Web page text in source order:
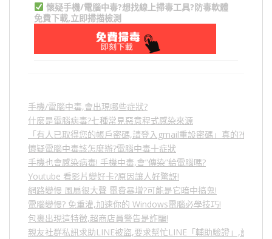
懷疑手機/電腦中毒?想找線上掃毒工具?防毒軟體
免費下載,立即掃描檢測
手機/電腦中毒,會出現哪些症狀?
什麼是電腦病毒?七種常見惡意程式感染來源
「有人已取得您的帳戶密碼,請登入gmail重設密碼」真的?假的?5
懷疑電腦中毒該怎麼辦?電腦中毒十症狀
手機也會感染病毒! 手機中毒,會”傳染”給電腦嗎?
Youtube 看影片變好卡?原因讓人好驚訝!
網路變慢 風扇很大聲 電費暴增?可能是它暗中搞鬼!
電腦變慢? 免重灌,加速你的 Windows電腦必學技巧!
包裹出現這特徵,超商店員警告是詐騙!
親友社群私訊求助LINE被盜,要求幫忙LINE「輔助驗證」,詐騙